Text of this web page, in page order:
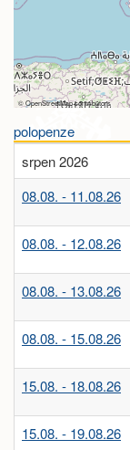
©OpenStreetMapcontributors
polopenze
srpen 2026
08.08. - 11.08.26
08.08. - 12.08.26
08.08. - 13.08.26
08.08. - 15.08.26
15.08. - 18.08.26
15.08. - 19.08.26